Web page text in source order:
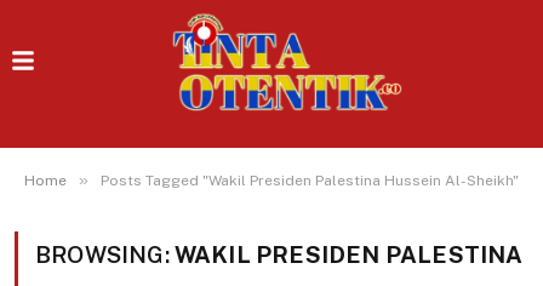
Home » Posts Tagged "Wakil Presiden Palestina Hussein Al-Sheikh"
BROWSING:WAKIL PRESIDEN PALESTINA